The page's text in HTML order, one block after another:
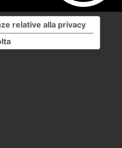
relative alla privacy